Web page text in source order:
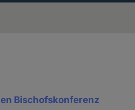
Bischofskonferenz